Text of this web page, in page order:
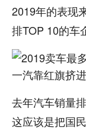
2019年的表现
排TOP 10的车
去年汽车销量
这应该是把国